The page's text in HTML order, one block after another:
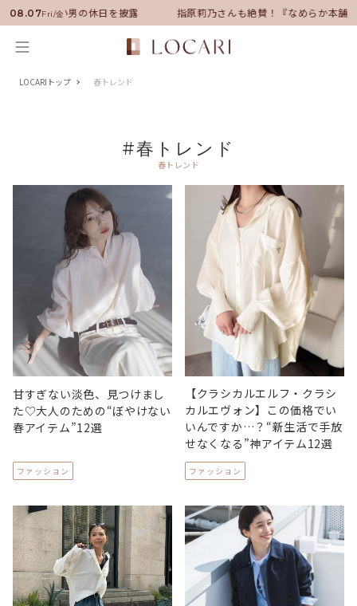
08.07Fri/金
就任！いい男の休日を披露 指原莉乃さんも絶賛！『なめらか本舗』
LOCARIトップ 春トレンド
#春トレンド
春トレンド
甘すぎない淡色、見つけまし
た♡大人のための“ぼやけない
春アイテム”12選
ファッション
【クラシカルエルフ・クラシ
カルエヴォン】この価格でい
いんですか…？“新生活で手放
せなくなる”神アイテム12選
ファッション